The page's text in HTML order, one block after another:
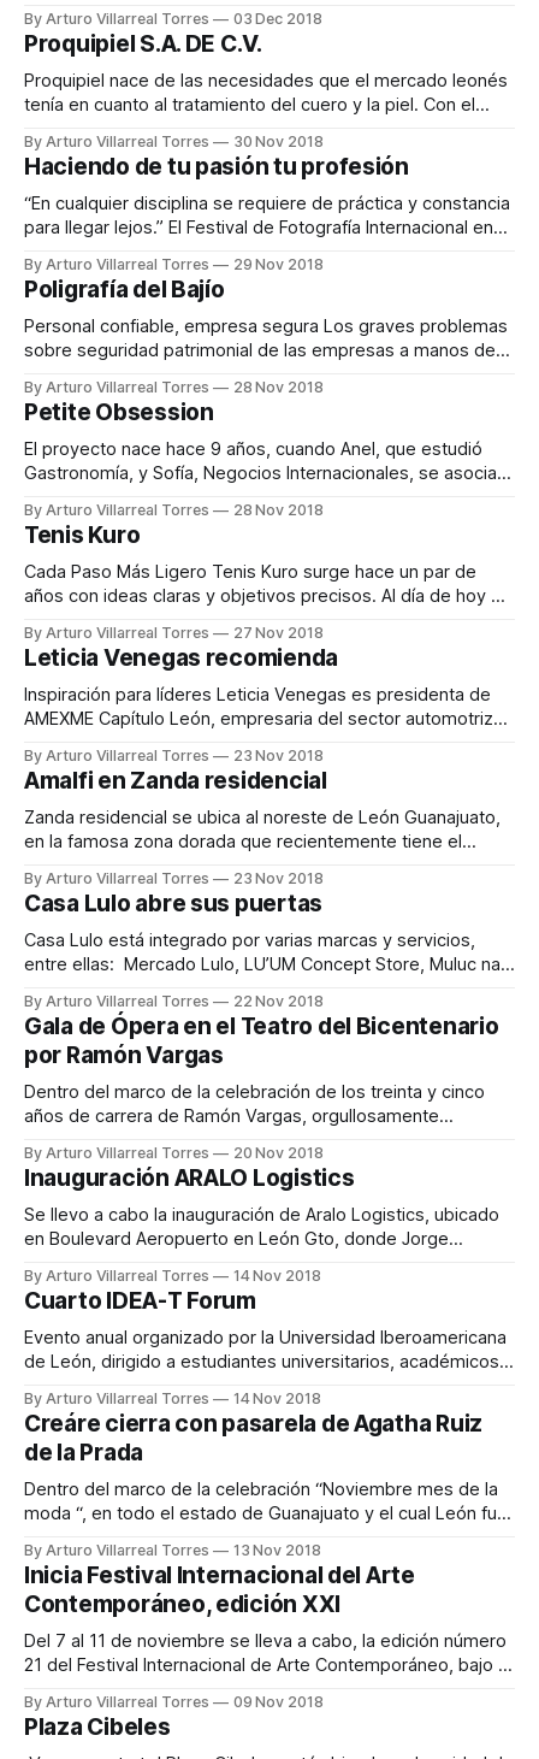
cochera de su casa con los primeros pedidos y fabricación
de proyectos. Después de nueve meses y dada la
demanda de
By Arturo Villarreal Torres 03 Dec 2018
Proquipiel S.A. DE C.V.
Proquipiel nace de las necesidades que el mercado leonés
tenía en cuanto al tratamiento del cuero y la piel. Con el
Grijalva fue adquiriendo experiencia y generando la pasión
por lo que hace, siempre tomando como estandarte la
calidad, puntualidad
By Arturo Villarreal Torres 30 Nov 2018
Haciendo de tu pasión tu profesión
“En cualquier disciplina se requiere de práctica y constancia
para llegar lejos.” El Festival de Fotografía Internacional en
profesionalización de la fotografía a través de diversos
talleres impartidos por expertos nacionales e
internacionales. Daniel Arroniz se define como una
By Arturo Villarreal Torres 29 Nov 2018
Poligrafía del Bajío
Personal confiable, empresa segura Los graves problemas
sobre seguridad patrimonial de las empresas a manos de
del Bajío para que a través de las pruebas poligráficas se
pueda garantizar al empleador que sus trabajadores son
confiables y así prevenir riesgos. Ofreciendo
By Arturo Villarreal Torres 28 Nov 2018
Petite Obsession
El proyecto nace hace 9 años, cuando Anel, que estudió
Gastronomía, y Sofía, Negocios Internacionales, se asocian
de la cocina y la administración. Comenzaron haciendo solo
postres individuales para luego ofrecer mesas de postres,
catering sencillos para cocteles y coffee
By Arturo Villarreal Torres 28 Nov 2018
Tenis Kuro
Cada Paso Más Ligero Tenis Kuro surge hace un par de
años con ideas claras y objetivos precisos. Al día de hoy el
varias ciudades de México, transmitiendo la esencia de
comodidad, calidad, versatilidad y accesibilidad, cualidades
que llevan a la
By Arturo Villarreal Torres 27 Nov 2018
Leticia Venegas recomienda
Inspiración para líderes Leticia Venegas es presidenta de
AMEXME Capítulo León, empresaria del sector automotriz
Enermax y Empresaria del Año al inicio de la gestión 2016 –
2018. Joy Una historia inspiradora, sobre una mujer que
crea su propio destino hasta
By Arturo Villarreal Torres 23 Nov 2018
Amalfi en Zanda residencial
Zanda residencial se ubica al noreste de León Guanajuato,
en la famosa zona dorada que recientemente tiene el
complejo cuenta con 110 departamentos, áreas comunes,
acceso controlado para los residentes, estacionamiento de
4 niveles para Torre A y Torre B. En Amalfi
By Arturo Villarreal Torres 23 Nov 2018
Casa Lulo abre sus puertas
Casa Lulo está integrado por varias marcas y servicios,
entre ellas: Mercado Lulo, LU’UM Concept Store, Muluc nail
los pilares de este gran proyecto es implementar un modo
de consumo más sustentable y amigable con el medio
ambiente, promoviendo la
By Arturo Villarreal Torres 22 Nov 2018
Gala de Ópera en el Teatro del Bicentenario
por Ramón Vargas
Dentro del marco de la celebración de los treinta y cinco
años de carrera de Ramón Vargas, orgullosamente
un concierto con el acompañamiento de la aclamada
soprano Leticia de Altamirano y la Camareta de Coahuila,
que estuvo a cargo de
By Arturo Villarreal Torres 20 Nov 2018
Inauguración ARALO Logistics
Se llevo a cabo la inauguración de Aralo Logistics, ubicado
en Boulevard Aeropuerto en León Gto, donde Jorge
clientes, socios y familiares. ARALOG ofrece servicios de
transportación y logística en gran parte de la República
Mexicana y Estados Unidos, actualmente cuenta
By Arturo Villarreal Torres 14 Nov 2018
Cuarto IDEA-T Forum
Evento anual organizado por la Universidad Iberoamericana
de León, dirigido a estudiantes universitarios, académicos,
objetivo de esta serie de conferencias y talleres es
promover la cultura del emprendimiento. El tema de esta
4ta edición fue la Innovación Frugal con la Economía Social y
el
By Arturo Villarreal Torres 14 Nov 2018
Creáre cierra con pasarela de Agatha Ruiz
de la Prada
Dentro del marco de la celebración “Noviembre mes de la
moda “, en todo el estado de Guanajuato y el cual León fue
Prada presento su colección Otoño- invierno 2018, como
By Arturo Villarreal Torres 13 Nov 2018
Inicia Festival Internacional del Arte
Contemporáneo, edición XXI
Del 7 al 11 de noviembre se lleva a cabo, la edición número
21 del Festival Internacional de Arte Contemporáneo, bajo el
artistas provenientes de México, Finlandia, Estados Unidos
y Perú. El primer número presentado “Religare”, se trató de
By Arturo Villarreal Torres 09 Nov 2018
Plaza Cibeles